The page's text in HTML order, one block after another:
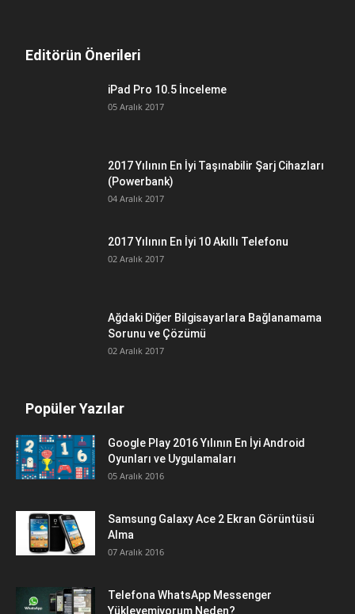
Editörün Önerileri
iPad Pro 10.5 İnceleme
05 Aralık 2017
2017 Yılının En İyi Taşınabilir Şarj Cihazları
(Powerbank)
04 Aralık 2017
2017 Yılının En İyi 10 Akıllı Telefonu
02 Aralık 2017
Ağdaki Diğer Bilgisayarlara Bağlanamama
Sorunu ve Çözümü
02 Aralık 2017
Popüler Yazılar
Google Play 2016 Yılının En İyi Android
Oyunları ve Uygulamaları
05 Aralık 2016
Samsung Galaxy Ace 2 Ekran Görüntüsü
Alma
07 Aralık 2016
Telefona WhatsApp Messenger
Yükleyemiyorum Neden?